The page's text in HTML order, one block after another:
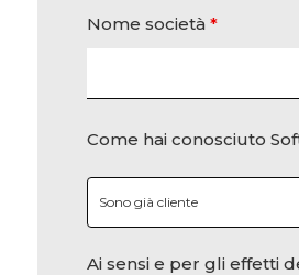
Nome società *
Come hai conosciuto
Sono già cliente
Ai sensi e per gli effetti